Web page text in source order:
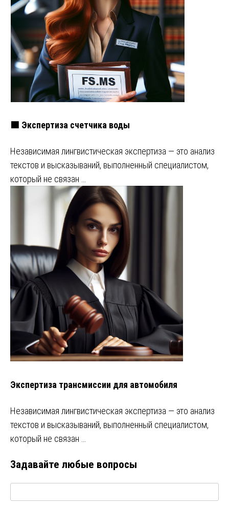
🟩 Экспертиза счетчика воды
Независимая лингвистическая экспертиза — это анализ
текстов и высказываний, выполненный специалистом,
который не связан …
Экспертиза трансмиссии для автомобиля
Независимая лингвистическая экспертиза — это анализ
текстов и высказываний, выполненный специалистом,
который не связан …
Задавайте любые вопросы